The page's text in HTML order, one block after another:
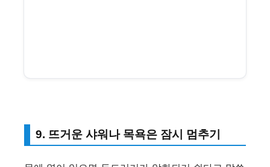
9. 뜨거운 샤워나 목욕은 잠시 멈추기